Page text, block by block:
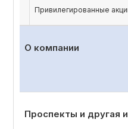
Привилегированные
О компании
Проспекты и другая